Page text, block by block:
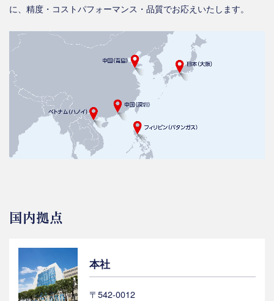
に、精度・コストパフォーマンス・品質でお応えいたします。
国内拠点
本社
〒542-0012